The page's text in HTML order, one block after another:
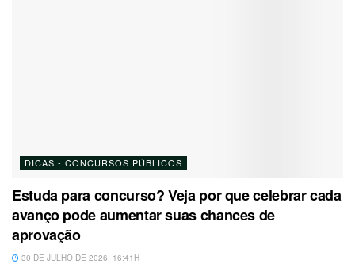
DICAS - CONCURSOS PÚBLICOS
Estuda para concurso? Veja por que celebrar cada
avanço pode aumentar suas chances de
aprovação
30 DE JULHO DE 2026, 16:41H